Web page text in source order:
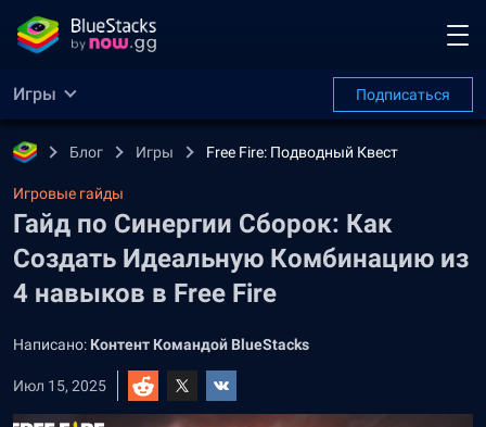
Игры Подписаться
Блог Игры Free Fire: Подводный Квест
Игровые гайды
Гайд по Синергии Сборок: Как
Создать Идеальную Комбинацию из
4 навыков в Free Fire
Написано: Контент Командой BlueStacks
Июл 15, 2025